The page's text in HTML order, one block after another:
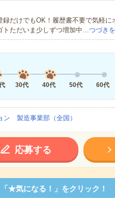
だけでもOK！履歴書不要で気軽
ただいま少しずつ増加中…つづき
30代 40代 50代 60代
ン 製造事業部（全国）
応募する
★気になる！」をクリック！